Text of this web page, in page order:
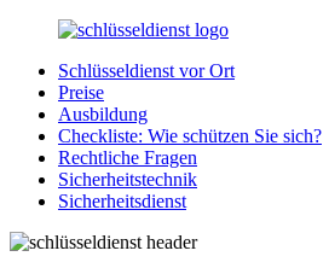
Zurück
Inhalt
SchluesseldienstDirekt.de
Ihre
Notlage
wird
gelöst!
Schlüsseldienst vor Ort
Preise
Ausbildung
Checkliste: Wie schützen Sie sich?
Rechtliche Fragen
Sicherheitstechnik
Sicherheitsdienst